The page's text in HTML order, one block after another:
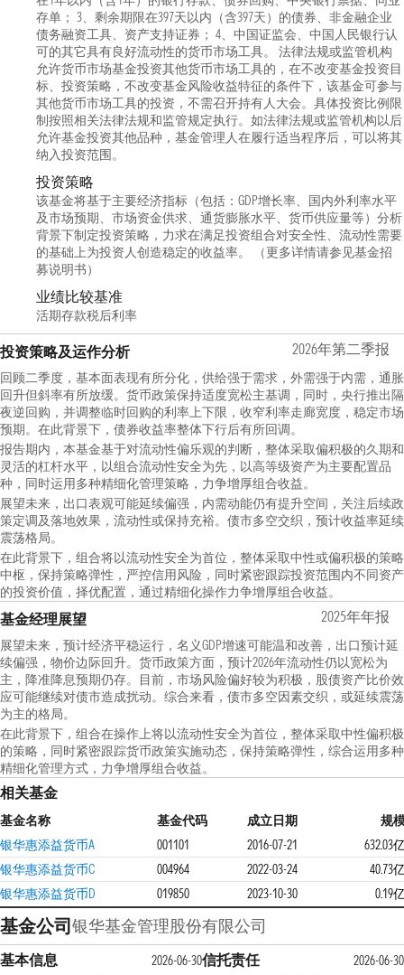
存单； 3、剩余期限在397天以内（含397天）的债券、非金融企业
债务融资工具、资产支持证券； 4、中国证监会、中国人民银行认
可的其它具有良好流动性的货币市场工具。 法律法规或监管机构
允许货币市场基金投资其他货币市场工具的，在不改变基金投资目
标、投资策略，不改变基金风险收益特征的条件下，该基金可参与
其他货币市场工具的投资，不需召开持有人大会。具体投资比例限
制按照相关法律法规和监管规定执行。如法律法规或监管机构以后
允许基金投资其他品种，基金管理人在履行适当程序后，可以将其
纳入投资范围。
投资策略
该基金将基于主要经济指标（包括：GDP增长率、国内外利率水平
及市场预期、市场资金供求、通货膨胀水平、货币供应量等）分析
背景下制定投资策略，力求在满足投资组合对安全性、流动性需要
的基础上为投资人创造稳定的收益率。 （更多详情请参见基金招
募说明书）
业绩比较基准
活期存款税后利率
投资策略及运作分析 2026年第二季报
回顾二季度，基本面表现有所分化，供给强于需求，外需强于内需，通胀
回升但斜率有所放缓。货币政策保持适度宽松主基调，同时，央行推出隔
夜逆回购，并调整临时回购的利率上下限，收窄利率走廊宽度，稳定市场
预期。在此背景下，债券收益率整体下行后有所回调。
报告期内，本基金基于对流动性偏乐观的判断，整体采取偏积极的久期和
灵活的杠杆水平，以组合流动性安全为先，以高等级资产为主要配置品
种，同时运用多种精细化管理策略，力争增厚组合收益。
展望未来，出口表观可能延续偏强，内需动能仍有提升空间，关注后续政
策定调及落地效果，流动性或保持充裕。债市多空交织，预计收益率延续
震荡格局。
在此背景下，组合将以流动性安全为首位，整体采取中性或偏积极的策略
中枢，保持策略弹性，严控信用风险，同时紧密跟踪投资范围内不同资产
的投资价值，择优配置，通过精细化操作力争增厚组合收益。
基金经理展望 2025年年报
展望未来，预计经济平稳运行，名义GDP增速可能温和改善，出口预计延
续偏强，物价边际回升。货币政策方面，预计2026年流动性仍以宽松为
主，降准降息预期仍存。目前，市场风险偏好较为积极，股债资产比价效
应可能继续对债市造成扰动。综合来看，债市多空因素交织，或延续震荡
为主的格局。
在此背景下，组合在操作上将以流动性安全为首位，整体采取中性偏积极
的策略，同时紧密跟踪货币政策实施动态，保持策略弹性，综合运用多种
精细化管理方式，力争增厚组合收益。
相关基金
基金名称 基金代码 成立日期
规
银华惠添益货币A
001101 2016-07-21
632.03
银华惠添益货币C
004964 2022-03-24
40.73
银华惠添益货币D
019850 2023-10-30 0.19
基金公司银华基金管理股份有限公司
基本信息 2026-06-30信托责任 2026-06-30